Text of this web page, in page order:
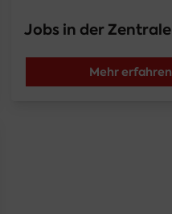
Jobs in der Zentrale
Mehr erfahren